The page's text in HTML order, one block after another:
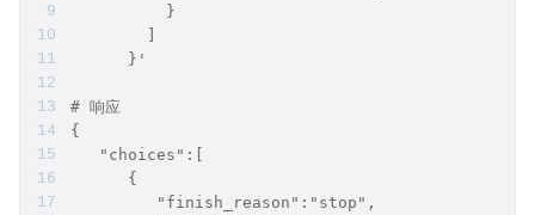
          }
      }'
# 响应
{
   "choices":[
      {
         "finish_reason":"stop",